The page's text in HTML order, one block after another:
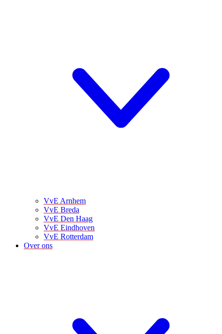
VvE Arnhem
VvE Breda
VvE Den Haag
VvE Eindhoven
VvE Rotterdam
Over ons